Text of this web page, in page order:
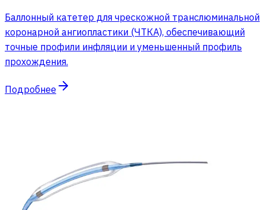
Баллонный катетер для чрескожной транслюминальной
коронарной ангиопластики (ЧТКА), обеспечивающий
точные профили инфляции и уменьшенный профиль
прохождения.
Подробнее